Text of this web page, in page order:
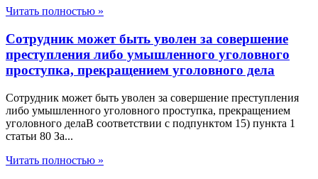
Читать полностью »
Сотрудник может быть уволен за совершение
преступления либо умышленного уголовного
проступка, прекращением уголовного дела
Сотрудник может быть уволен за совершение преступления
либо умышленного уголовного проступка, прекращением
уголовного делаВ соответствии с подпунктом 15) пункта 1
статьи 80 За...
Читать полностью »